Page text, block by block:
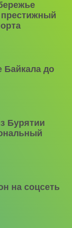
до
Бурятии
на соцсеть